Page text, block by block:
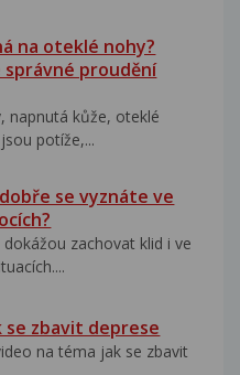
na oteklé nohy?
proudění
napnutá kůže, oteklé
potíže,...
dobře se vyznáte ve
zachovat klid i ve
se zbavit deprese
na téma jak se zbavit